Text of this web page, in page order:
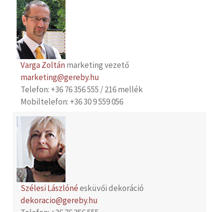
Varga Zoltánmarketing vezető
marketing@gereby.hu
Telefon: +36 76 356 555 / 216 mellék
Mobiltelefon: +36 30 9 559 056
Szélesi Lászlónéesküvői dekoráció
dekoracio@gereby.hu